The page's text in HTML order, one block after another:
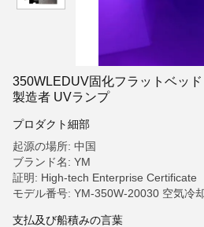
350WLEDUV固化フラットベッ
製造者 UVランプ
プロダクト細部
起源の場所: 中国
ブランド名: YM
証明: High-tech Enterprise Certificate
モデル番号: YM-350W-20030 空気冷
支払及び船積みの言葉